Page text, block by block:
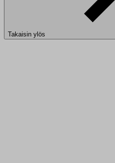
Takaisin ylös